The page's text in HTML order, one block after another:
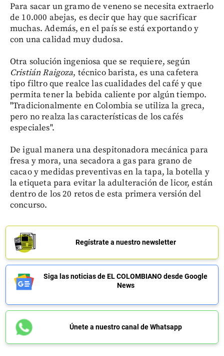
Para sacar un gramo de veneno se necesita extraerlo
de 10.000 abejas, es decir que hay que sacrificar
muchas. Además, en el país se está exportando y
con una calidad muy dudosa.
Otra solución ingeniosa que se requiere, según
Cristián Raigoza, técnico barista, es una cafetera
tipo filtro que realce las cualidades del café y que
permita tener la bebida caliente por algún tiempo.
"Tradicionalmente en Colombia se utiliza la greca,
pero no realza las características de los cafés
especiales".
De igual manera una despitonadora mecánica para
fresa y mora, una secadora a gas para grano de
cacao y medidas preventivas en la tapa, la botella y
la etiqueta para evitar la adulteración de licor, están
dentro de los 20 retos de esta primera versión del
concurso.
Regístrate a nuestro newsletter
Siga las noticias de EL COLOMBIANO desde Google
News
Únete a nuestro canal de Whatsapp